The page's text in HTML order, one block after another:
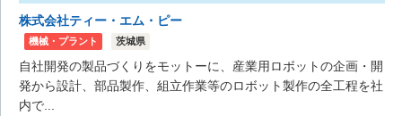
株式会社ティー・エム・ピー
機械・プラント 茨城県
自社開発の製品づくりをモットーに、産業用ロボットの企画・開
発から設計、部品製作、組立作業等のロボット製作の全工程を社
内で...